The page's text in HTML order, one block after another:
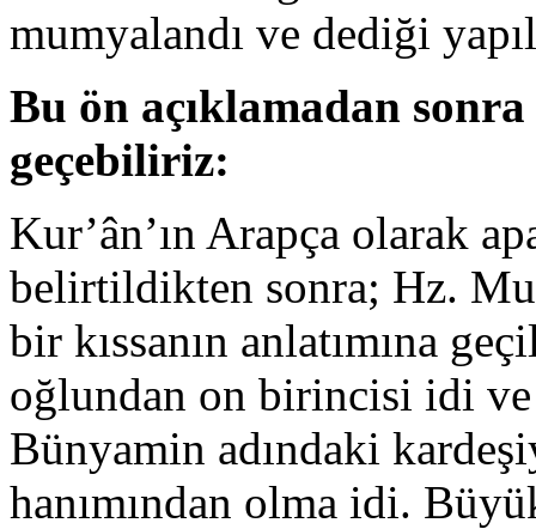
mumyalandı ve dediği
Bu ön açıklamadan sonra
geçebiliriz:
Kur’ân’ın Arapça olarak
belirtildikten sonra; Hz.
bir kıssanın anlatımına
oğlundan on birincisi idi
Bünyamin adındaki
hanımından olma idi.